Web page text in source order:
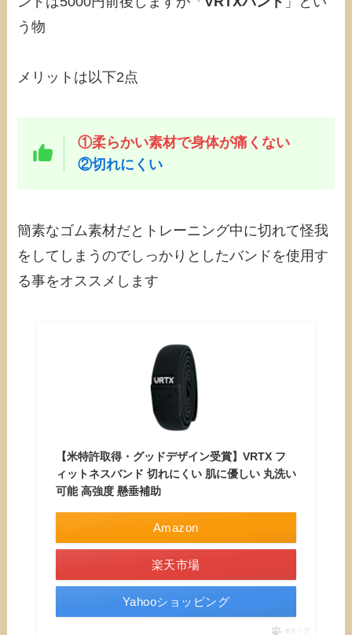
う物
メリットは以下2点
①柔らかい素材で身体が痛くない
②切れにくい
簡素なゴム素材だとトレーニング中に切れて怪我
をしてしまうのでしっかりとしたバンドを使用す
る事をオススメします
【米特許取得・グッドデザイン受賞】VRTX フ
ィットネスバンド 切れにくい 肌に優しい 丸洗い
可能 高強度 懸垂補助
Amazon
楽天市場
Yahooショッピング
ポチップ